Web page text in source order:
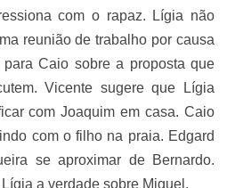
com o rapaz. Lígia não
reunião de trabalho por causa
Caio sobre a proposta que
Vicente sugere que Lígia
com Joaquim em casa. Caio
com o filho na praia. Edgard
se aproximar de Bernardo.
a verdade sobre Miguel.